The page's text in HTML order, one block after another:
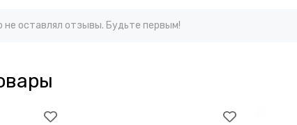
не оставлял отзывы. Будьте первым!